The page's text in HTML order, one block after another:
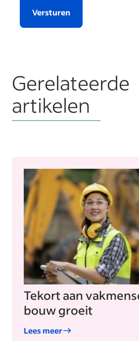
Versturen
Gerelateerde
artikelen
Tekort aan
bouw groeit
Lees meer